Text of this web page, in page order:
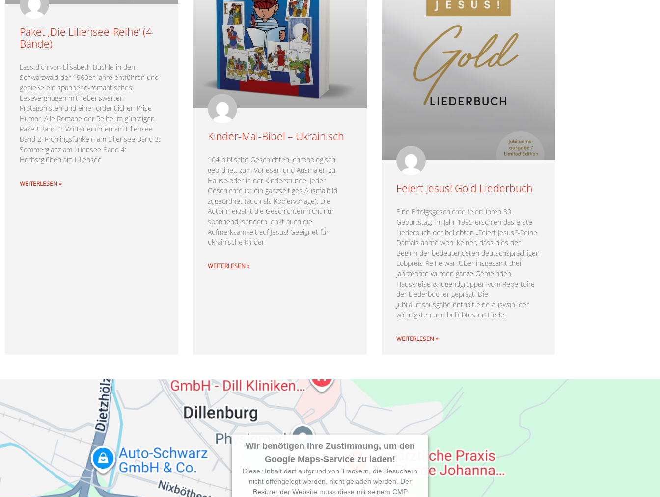
Paket ‚Die Liliensee-Reihe‘ (4
Bände)
Lass dich von Elisabeth Büchle in den
Schwarzwald der 1960er-Jahre entführen und
genieße ein spannend-romantisches
Lesevergnügen mit liebenswerten
Protagonisten und einer ordentlichen Prise
Humor. Alle Romane der Reihe im günstigen
Paket! Band 1: Winterleuchten am Liliensee
Band 2: Frühlingsfunkeln am Liliensee Band 3:
Sommerglanz am Liliensee Band 4:
Herbstglühen am Liliensee
WEITERLESEN »
Kinder-Mal-Bibel – Ukrainisch
104 biblische Geschichten, chronologisch
geordnet, zum Vorlesen und Ausmalen zu
Hause oder in der Kinderstunde. Jeder
Geschichte ist ein ganzseitiges Ausmalbild
zugeordnet (auch als Kopiervorlage). Die
Autorin erzählt die Geschichten nicht nur
spannend, sondern lenkt auch die
Aufmerksamkeit auf Jesus! Geeignet für
ukrainische Kinder.
WEITERLESEN »
Feiert Jesus! Gold Liederbuch
Eine Erfolgsgeschichte feiert ihren 30.
Geburtstag: Im Jahr 1995 erschien das erste
Liederbuch der beliebten „Feiert Jesus!“-Reihe.
Damals ahnte wohl keiner, dass dies der
Beginn der bedeutendsten deutschsprachigen
Lobpreis-Reihe war. Über insgesamt drei
Jahrzehnte wurden ganze Gemeinden,
Hauskreise & Jugendgruppen vom Repertoire
der Liederbücher geprägt. Die
Jubiläumsausgabe enthält eine Auswahl der
wichtigsten und beliebtesten Lieder
WEITERLESEN »
Wir benötigen Ihre Zustimmung, um den
Google Maps-Service zu laden!
Dieser Inhalt darf aufgrund von Trackern, die Besuchern
nicht offengelegt werden, nicht geladen werden. Der
Besitzer der Website muss diese mit seinem CMP